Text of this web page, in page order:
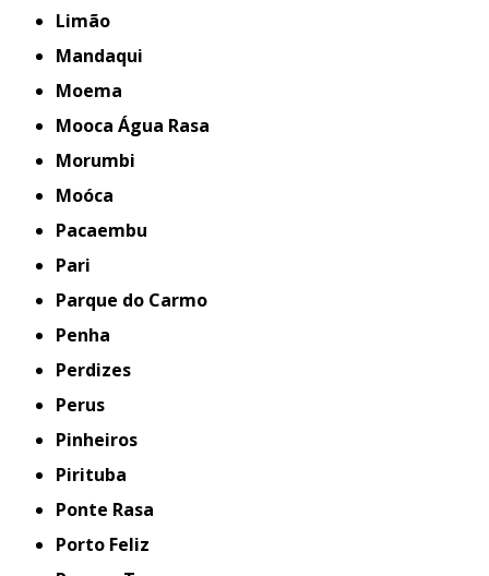
Limão
Mandaqui
Moema
Mooca Água Rasa
Morumbi
Moóca
Pacaembu
Pari
Parque do Carmo
Penha
Perdizes
Perus
Pinheiros
Pirituba
Ponte Rasa
Porto Feliz